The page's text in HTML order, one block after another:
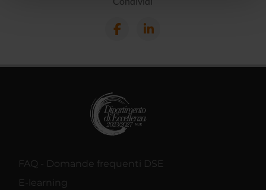
con altre informazioni che hai fornito loro o che hanno
raccolto dal tuo utilizzo dei loro servizi.
FAQ - Domande frequenti DSE
E-learning